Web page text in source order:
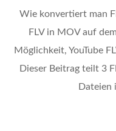
Wie konvertiert man
FLV in MOV auf
Möglichkeit, YouTube
Dieser Beitrag teilt 3
Dateien